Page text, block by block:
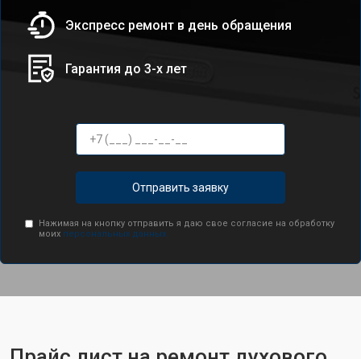
Экспресс ремонт в день обращения
Гарантия до 3-х лет
Отправить заявку
Нажимая на кнопку отправить я даю свое согласие на обработку
моих персональных данных.